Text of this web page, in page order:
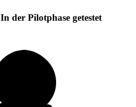
In der Pilotphase getestet